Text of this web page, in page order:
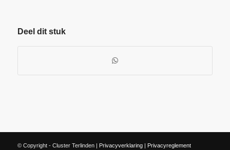
Deel dit stuk
© Copyright - Cluster Terlinden | Privacyverklaring| Privacyreglement